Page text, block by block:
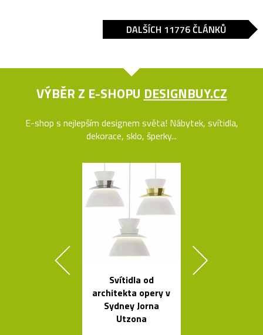
DALŠÍCH 11776 ČLÁNKŮ
VÝBĚR Z E-SHOPU DESIGNBUY.CZ
E-shop s nejlepším designem světa! Nábytek, svítidla,
dekorace, sklo, šperky...
Svítidla od
architekta opery v
Sydney Jorna
Utzona